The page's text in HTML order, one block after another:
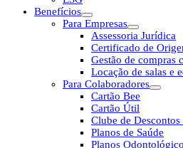
Benefícios
Para Empresas
Assessoria Jurídica
Certificado de
Gestão de compras
Locação de salas e
Para Colaboradores
Cartão Bee
Cartão Útil
Clube de Descontos
Planos de Saúde
Planos